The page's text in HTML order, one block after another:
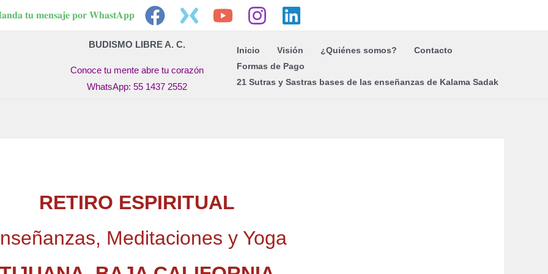
𝐭𝐮 𝐦𝐞𝐧𝐬𝐚𝐣𝐞 𝐩𝐨𝐫 𝐖𝐡𝐚𝐬𝐭𝐀𝐩𝐩
BUDISMO LIBRE A. C.
Conoce tu mente abre tu corazón
WhatsApp: 55 1437 2552
Inicio Visión ¿Quiénes somos?
Contacto
Formas de Pago
21 Sutras y Sastras bases de las enseñanzas de Kalama Sadak
RETIRO ESPIRITUAL
Meditaciones y Yoga